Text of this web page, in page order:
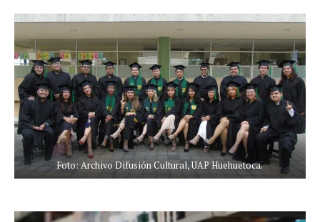
Foto: Archivo Difusión Cultural, UAP Huehuetoca.